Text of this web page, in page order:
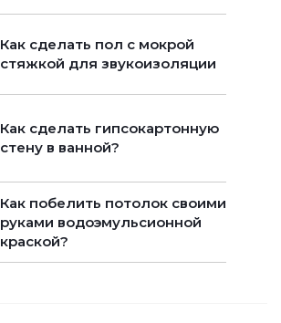
Как сделать пол с мокрой
стяжкой для звукоизоляции
Как сделать гипсокартонную
стену в ванной?
Как побелить потолок своими
руками водоэмульсионной
краской?